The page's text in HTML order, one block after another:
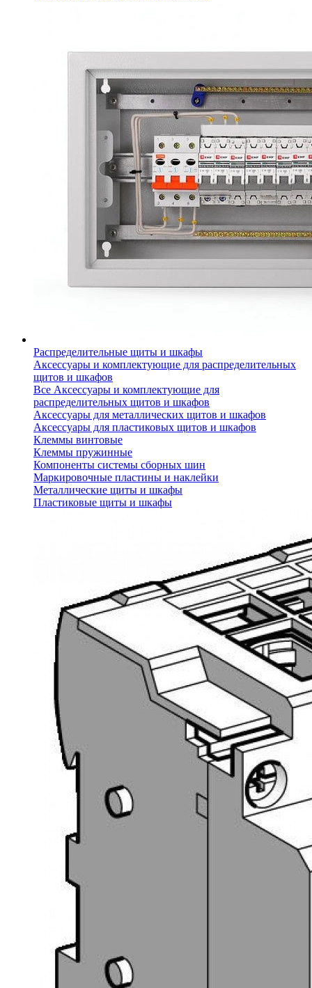
Распределительные щиты и шкафы
Аксессуары и комплектующие для распределительных
щитов и шкафов
Все Аксессуары и комплектующие для
распределительных щитов и шкафов
Аксессуары для металлических щитов и шкафов
Аксессуары для пластиковых щитов и шкафов
Клеммы винтовые
Клеммы пружинные
Компоненты системы сборных шин
Маркировочные пластины и наклейки
Металлические щиты и шкафы
Пластиковые щиты и шкафы